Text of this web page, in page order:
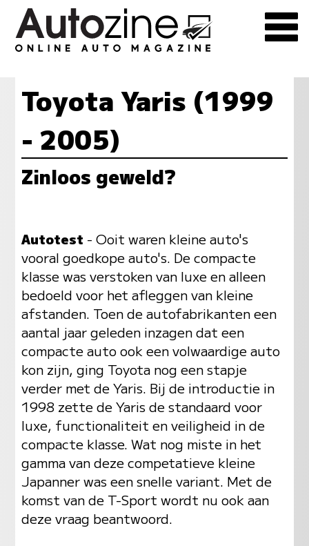
Toyota Yaris (1999
- 2005)
Zinloos geweld?
Autotest - Ooit waren kleine auto's
vooral goedkope auto's. De compacte
klasse was verstoken van luxe en alleen
bedoeld voor het afleggen van kleine
afstanden. Toen de autofabrikanten een
aantal jaar geleden inzagen dat een
compacte auto ook een volwaardige auto
kon zijn, ging Toyota nog een stapje
verder met de Yaris. Bij de introductie in
1998 zette de Yaris de standaard voor
luxe, functionaliteit en veiligheid in de
compacte klasse. Wat nog miste in het
gamma van deze competatieve kleine
Japanner was een snelle variant. Met de
komst van de T-Sport wordt nu ook aan
deze vraag beantwoord.